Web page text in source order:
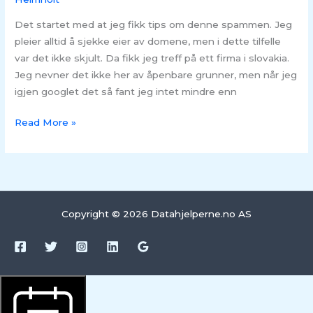
Det startet med at jeg fikk tips om denne spammen. Jeg
pleier alltid å sjekke eier av domene, men i dette tilfelle
var det ikke skjult. Da fikk jeg treff på ett firma i slovakia.
Jeg nevner det ikke her av åpenbare grunner, men når jeg
igjen googlet det så fant jeg intet mindre enn
Read More »
Copyright © 2026 Datahjelperne.no AS